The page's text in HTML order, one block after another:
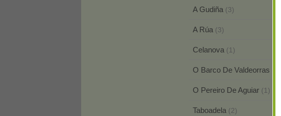
A Gudiña (3)
A Rúa (3)
Celanova (1)
O Barco De Valdeorras
O Pereiro De Aguiar (1)
Taboadela (2)